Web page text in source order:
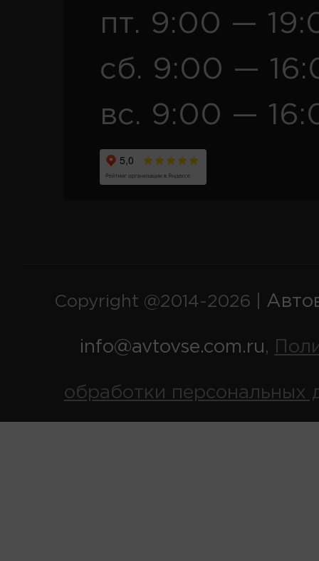
пт. 9:00 —
сб. 9:00 —
вс. 9:00 —
Copyright @2014-2026 |
info@avtovse.com.ru,
обработки персональных